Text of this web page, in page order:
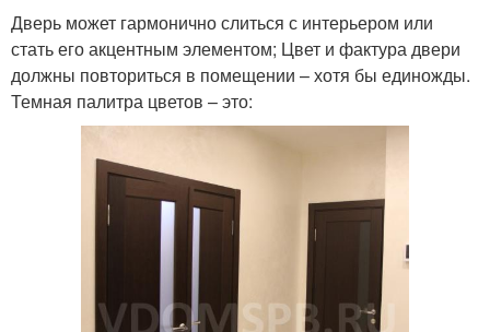
Дверь может гармонично слиться с интерьером или
стать его акцентным элементом; Цвет и фактура двери
должны повториться в помещении – хотя бы единожды.
Темная палитра цветов – это: